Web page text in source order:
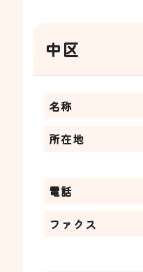
中区
名称
所在地
電話
ファクス